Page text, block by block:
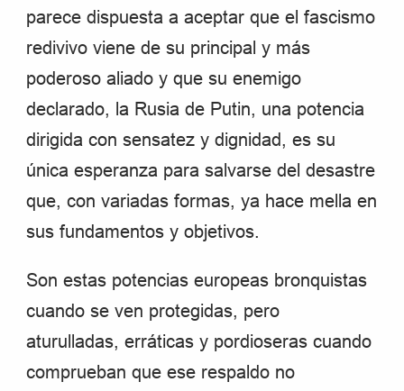
parece dispuesta a aceptar que el fascismo
redivivo viene de su principal y más
poderoso aliado y que su enemigo
declarado, la Rusia de Putin, una potencia
dirigida con sensatez y dignidad, es su
única esperanza para salvarse del desastre
que, con variadas formas, ya hace mella en
sus fundamentos y objetivos.
Son estas potencias europeas bronquistas
cuando se ven protegidas, pero
aturulladas, erráticas y pordioseras cuando
comprueban que ese respaldo no